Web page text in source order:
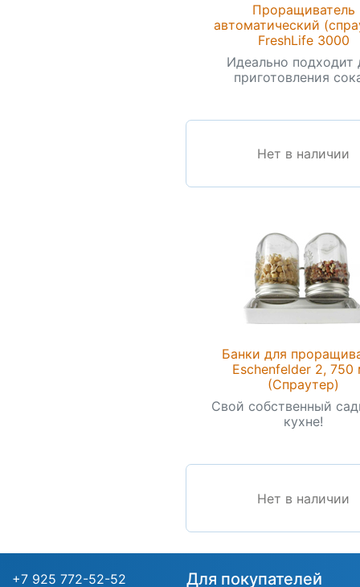
Проращиватель
автоматический
FreshLife 3000
Идеально подходит
приготовления
Нет в наличии
Банки для
Eschenfelder 2, 750
(Спраутер)
Свой собственный
кухне!
Нет в наличии
+7 925 772-52-52 Для покупателей